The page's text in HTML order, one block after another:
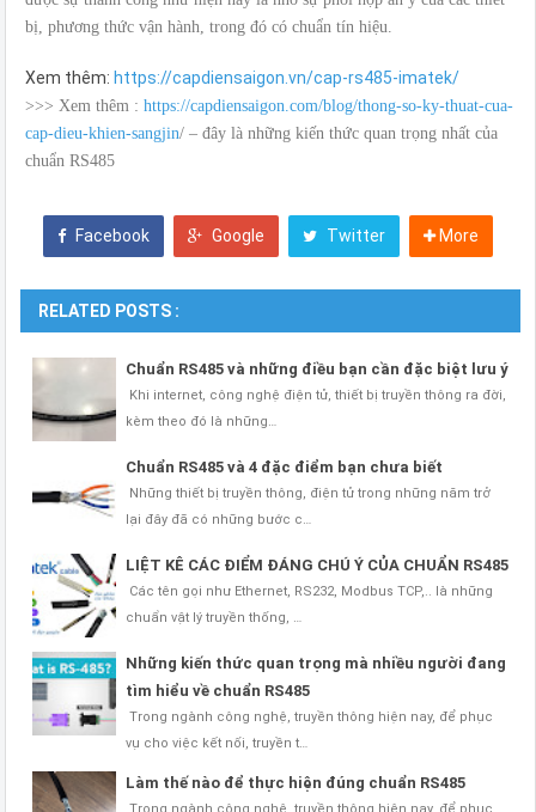
bị, phương thức vận hành, trong đó có chuẩn tín hiệu.
Xem thêm: https://capdiensaigon.vn/cap-rs485-imatek/
>>> Xem thêm : https://capdiensaigon.com/blog/thong-so-ky-thuat-cua-
cap-dieu-khien-sangjin/ – đây là những kiến thức quan trọng nhất của
chuẩn RS485
Facebook Google Twitter More
RELATED POSTS :
Chuẩn RS485 và những điều bạn cần đặc biệt lưu ý
Khi internet, công nghệ điện tử, thiết bị truyền thông ra đời,
kèm theo đó là những…
Chuẩn RS485 và 4 đặc điểm bạn chưa biết
Những thiết bị truyền thông, điện tử trong những năm trở
lại đây đã có những bước c…
LIỆT KÊ CÁC ĐIỂM ĐÁNG CHÚ Ý CỦA CHUẨN RS485
Các tên gọi như Ethernet, RS232, Modbus TCP,.. là những
chuẩn vật lý truyền thống, …
Những kiến thức quan trọng mà nhiều người đang
tìm hiểu về chuẩn RS485
Trong ngành công nghệ, truyền thông hiện nay, để phục
vụ cho việc kết nối, truyền t…
Làm thế nào để thực hiện đúng chuẩn RS485
Trong ngành công nghệ, truyền thông hiện nay, để phục